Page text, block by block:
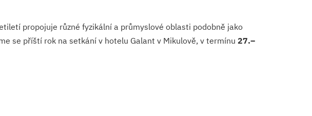
propojuje různé fyzikální a průmyslové oblasti podobně jako
se příští rok na setkání v hotelu Galant v Mikulově, v termínu 27.–